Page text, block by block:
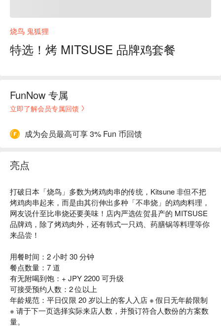
烧鸟 鬼狐狸
特选！烤 MITSUSE 品牌鸡套餐
FunNow 专属
立即了解会员专属回馈
成为会员最高可享 3% Fun 币回馈
亮点
打破日本「烧鸟」多数为烤鸡肉串的传统，Kitsune 非但不把
烤鸡肉串起来，而是由其衍伸出多种「不串烧」的鸡肉料理，
网友说什至比串烧还要美味！店内严选佐贺县产的 MITSUSE
品牌鸡，除了烤鸡肉外，还有韩式一只鸡、药膳锅等料理等你
来品尝！
用餐时间：2 小时 30 分钟
餐点数量：7 道
有无附喝到饱：+ JPY 2200 可升级
可接受预约人数：2 位以上
年龄规范：平日仅限 20 岁以上的客人入店 ※ 假日无年龄限制
※ 请于下一页选择实际来店人数，并预订符合人数份的方案数
量。